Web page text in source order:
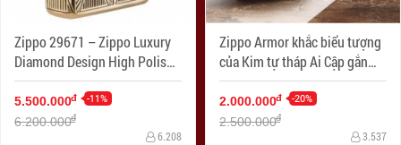
Zippo 29671 – Zippo Luxury
Diamond Design High Polish
Gold Plate
5.500.000đ -11%
6.200.000đ
6.208
Zippo Armor khắc biểu tượng
của Kim tự tháp Ai Cập gắn
Viên pha lê Swarovski
2.000.000đ -20%
2.500.000đ
3.537